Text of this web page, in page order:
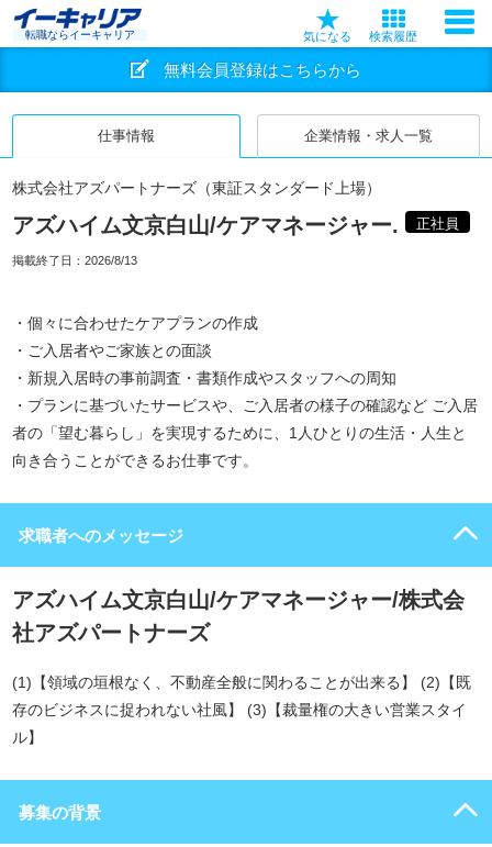
転職ならイーキャリア 気になる 検索履歴
無料会員登録はこちらから
仕事情報 企業情報・求人一覧
株式会社アズパートナーズ（東証スタンダード上場）
アズハイム文京白山/ケアマネージャー. 正社員
掲載終了日： 2026/8/13
・個々に合わせたケアプランの作成
・ご入居者やご家族との面談
・新規入居時の事前調査・書類作成やスタッフへの周知
・プランに基づいたサービスや、ご入居者の様子の確認など ご入居
者の「望む暮らし」を実現するために、1人ひとりの生活・人生と
向き合うことができるお仕事です。
求職者へのメッセージ
アズハイム文京白山/ケアマネージャー/株式会
社アズパートナーズ
(1)【領域の垣根なく、不動産全般に関わることが出来る】 (2)【既
存のビジネスに捉われない社風】 (3)【裁量権の大きい営業スタイ
ル】
募集の背景